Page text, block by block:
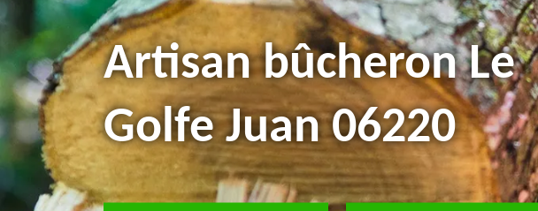
Artisan bûcheron Le
Golfe Juan 06220